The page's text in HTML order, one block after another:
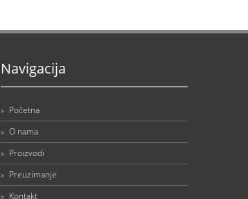
Navigacija
» Početna
» O nama
» Proizvodi
» Preuzimanje
» Kontakt